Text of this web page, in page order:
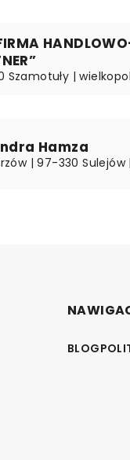
|
Hamza
| 97-330 Sulejów
BLOG